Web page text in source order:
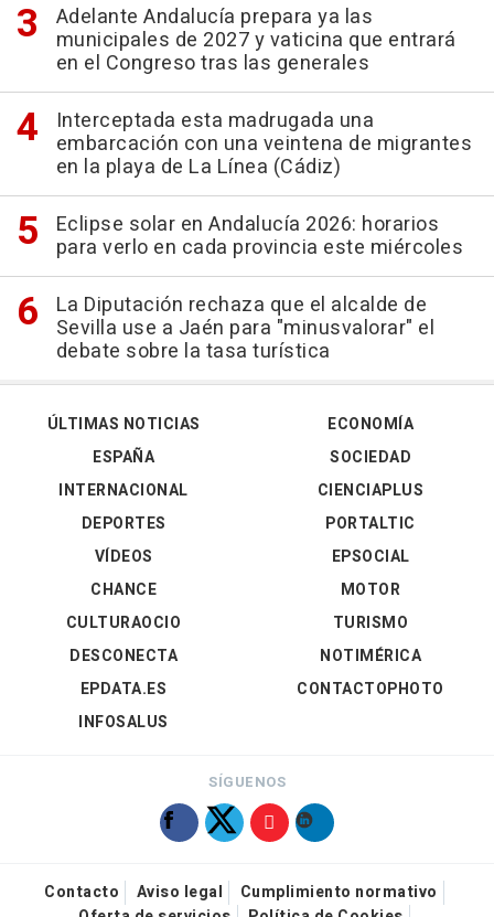
Adelante Andalucía prepara ya las
municipales de 2027 y vaticina que entrará
en el Congreso tras las generales
Interceptada esta madrugada una
embarcación con una veintena de migrantes
en la playa de La Línea (Cádiz)
Eclipse solar en Andalucía 2026: horarios
para verlo en cada provincia este miércoles
La Diputación rechaza que el alcalde de
Sevilla use a Jaén para "minusvalorar" el
debate sobre la tasa turística
ÚLTIMAS NOTICIAS
ESPAÑA
INTERNACIONAL
DEPORTES
VÍDEOS
ECONOMÍA
SOCIEDAD
CIENCIAPLUS
PORTALTIC
EPSOCIAL
CHANCE
CULTURAOCIO
DESCONECTA
EPDATA.ES
INFOSALUS
MOTOR
TURISMO
NOTIMÉRICA
CONTACTOPHOTO
SÍGUENOS
Contacto Aviso legal
Cumplimiento normativo